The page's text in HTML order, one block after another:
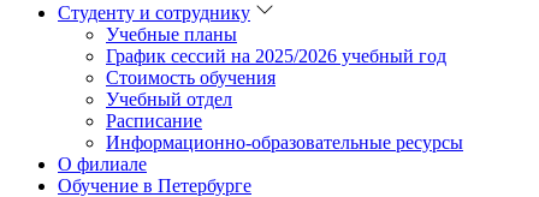
Студенту и сотруднику
Учебные планы
График сессий на 2025/2026 учебный год
Стоимость обучения
Учебный отдел
Расписание
Информационно-образовательные ресурсы
О филиале
Обучение в Петербурге